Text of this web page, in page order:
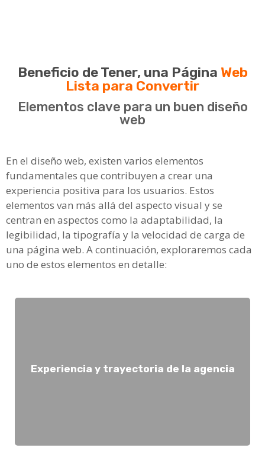
Beneficio de Tener, una Página Web
Lista para Convertir
Elementos clave para un buen diseño
web
En el diseño web, existen varios elementos
fundamentales que contribuyen a crear una
experiencia positiva para los usuarios. Estos
elementos van más allá del aspecto visual y se
centran en aspectos como la adaptabilidad, la
legibilidad, la tipografía y la velocidad de carga de
una página web. A continuación, exploraremos cada
uno de estos elementos en detalle:
Experiencia y trayectoria de la agencia
si tienen experiencia en proyectos similares al tuyo. Una